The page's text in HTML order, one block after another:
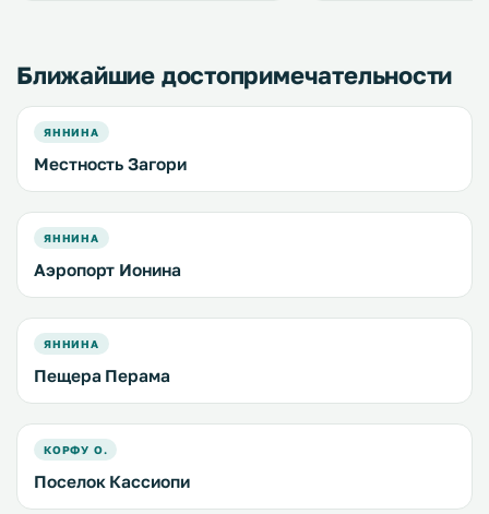
Ближайшие достопримечательности
ЯННИНА
Местность Загори
ЯННИНА
Аэропорт Ионина
ЯННИНА
Пещера Перама
КОРФУ О.
Поселок Кассиопи